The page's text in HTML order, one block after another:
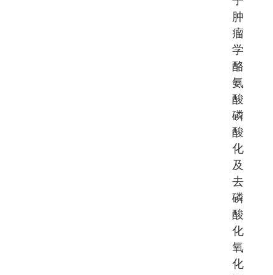
肿
瘤
学
酪
氨
酸
磷
酸
化
及
去
磷
酸
化
氧
化